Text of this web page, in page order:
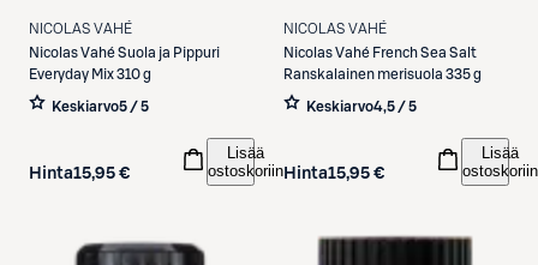
NICOLAS VAHÉ
Nicolas VahéSuola ja Pippuri
Everyday Mix 310 g
Keskiarvo5 / 5
Hinta15,95 €
Lisää
ostoskoriin
NICOLAS VAHÉ
Nicolas Vahé French Sea Salt
Ranskalainen merisuola 335 g
Keskiarvo4,5 / 5
Hinta15,95 €
Lisää
ostoskoriin